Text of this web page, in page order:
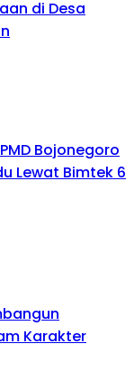
di Desa
Bojonegoro
Lewat Bimtek 6
Karakter